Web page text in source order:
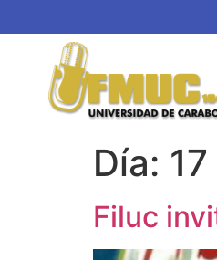
Día:
Filuc